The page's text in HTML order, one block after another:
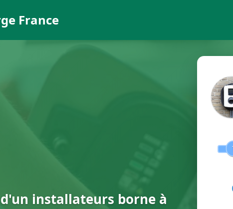
France
installateurs borne à